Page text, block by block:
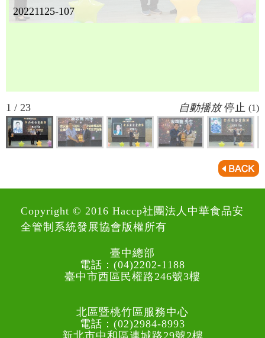
20221125-107
1 / 23 自動播放 停止 (1)
Copyright © 2016 Haccp社團法人中華食品安
全管制系統發展協會版權所有
臺中總部
電話：(04)2202-1188
臺中市西區民權路246號3樓
北區暨桃竹區服務中心
電話：(02)2984-8993